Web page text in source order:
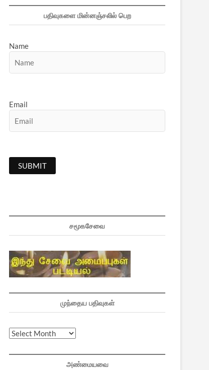
பதிவுகளை மின்னஞ்சலில் பெற
Name
Email
சமூகசேவை
முந்தைய பதிவுகள்
முந்தைய
அண்மையவை